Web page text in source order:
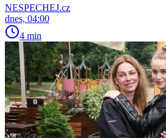
NESPECHEJ.cz
dnes, 04:00
4 min